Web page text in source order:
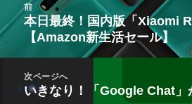
稿
ナ
ビ
前
前
の
稿:
本日最終！国内版「Xiaomi
【Amazon新生活セール】
次ページへ
次
いきなり！「Google Chat」